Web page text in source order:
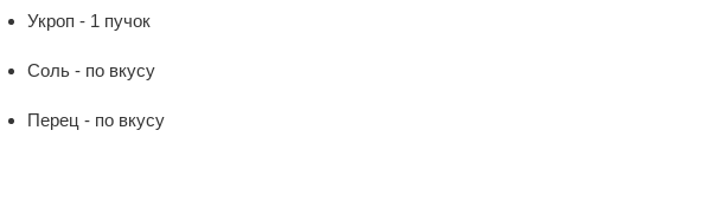
Укроп - 1 пучок
Соль - по вкусу
Перец - по вкусу